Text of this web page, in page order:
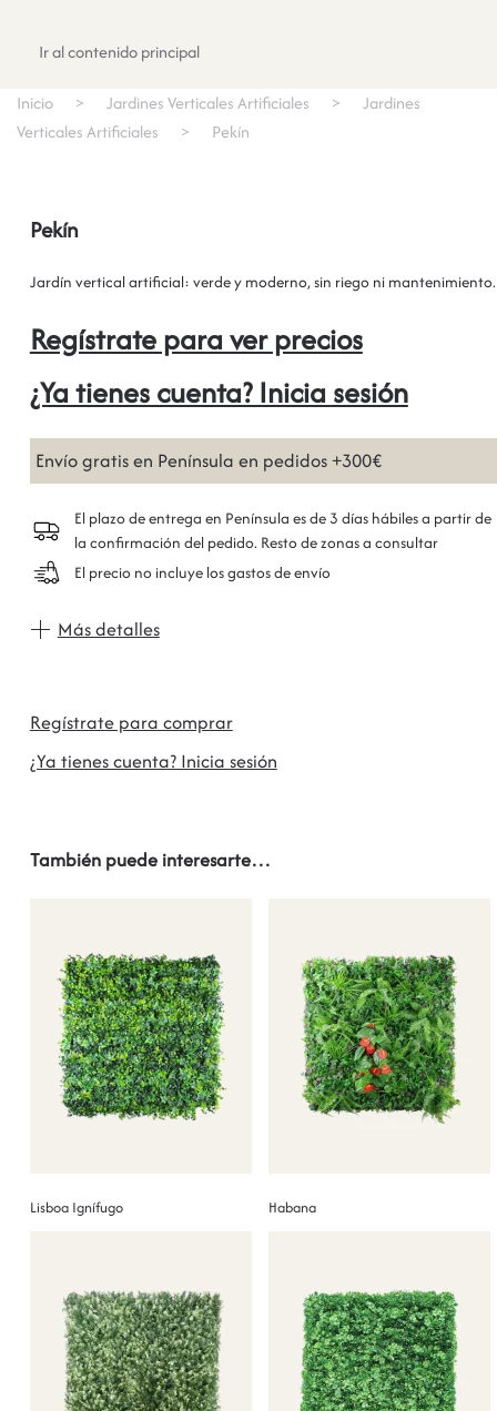
Ir al contenido principal
Inicio Jardines Verticales Artificiales
Jardines
Verticales Artificiales
Pekín
Pekín
Jardín vertical artificial: verde y moderno, sin riego ni mantenimiento.
Regístrate para ver precios
¿Ya tienes cuenta? Inicia sesión
Envío gratis en Península en pedidos +300€
El plazo de entrega en Península es de 3 días hábiles a partir de
la confirmación del pedido. Resto de zonas a consultar
El precio no incluye los gastos de envío
Más detalles
Regístrate para comprar
¿Ya tienes cuenta? Inicia sesión
También puede interesarte…
Lisboa Ignífugo Habana